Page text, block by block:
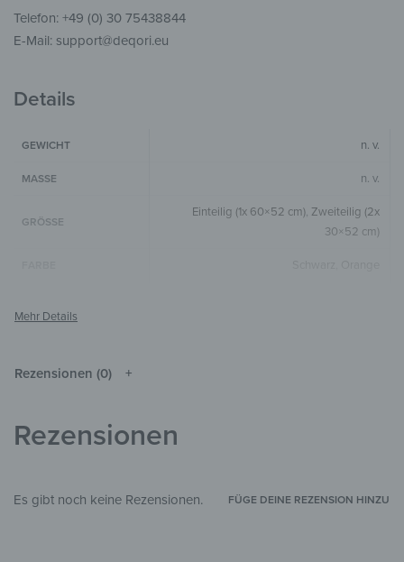
Telefon: +49 (0) 30 75438844
E-Mail: support@deqori.eu
Details
GEWICHT n. v.
MASSE n. v.
GRÖSSE
Einteilig (1x 60×52 cm), Zweiteilig (2x
30×52 cm)
HINWEIS
ZIMMER
Garten & Außenbereich
Rezensionen (0)
Rezensionen
Es gibt noch keine Rezensionen. FÜGE DEINE REZENSION HINZU